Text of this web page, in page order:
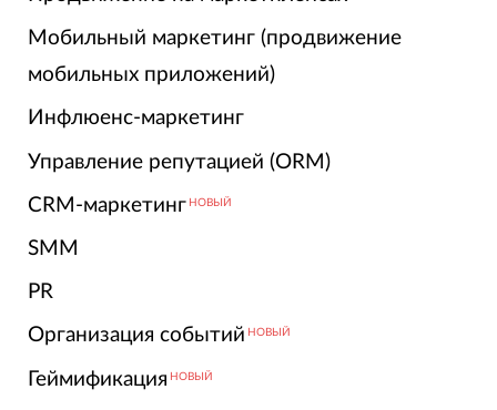
Мобильный маркетинг (продвижение
мобильных приложений)
Инфлюенс-маркетинг
Управление репутацией (ORM)
CRM-маркетинг НОВЫЙ
SMM
PR
Организация событий НОВЫЙ
Геймификация НОВЫЙ